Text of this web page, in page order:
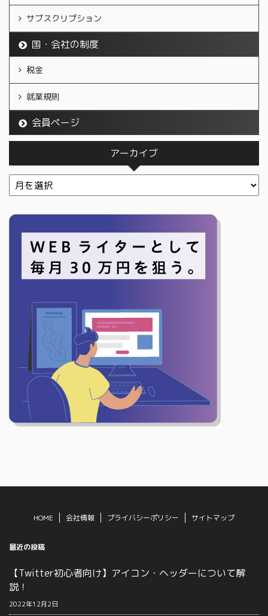
サブスクリプション
国・会社の制度
税金
就業規則
会員ページ
アーカイブ
HOME 会社情報 プライバシーポリシー サイトマップ
最近の投稿
【Twitter初心者向け】アイコン・ヘッダーについて解
説！
2022年12月2日